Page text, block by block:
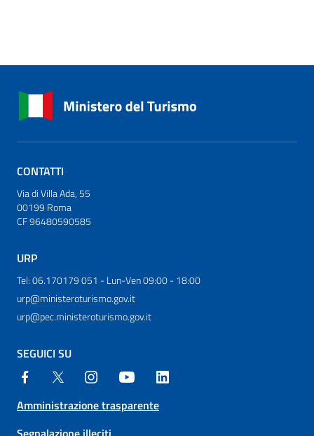
CONTATTI
Via di Villa Ada, 55
00199 Roma
CF 96480590585
URP
Tel: 06.170179 051 - Lun-Ven 09:00 - 18:00
urp@ministeroturismo.gov.it
urp@pec.ministeroturismo.gov.it
SEGUICI SU
Amministrazione trasparente